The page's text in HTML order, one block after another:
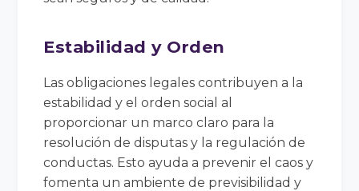
Estabilidad y Orden
Las obligaciones legales contribuyen a la
estabilidad y el orden social al
proporcionar un marco claro para la
resolución de disputas y la regulación de
conductas. Esto ayuda a prevenir el caos y
fomenta un ambiente de previsibilidad y